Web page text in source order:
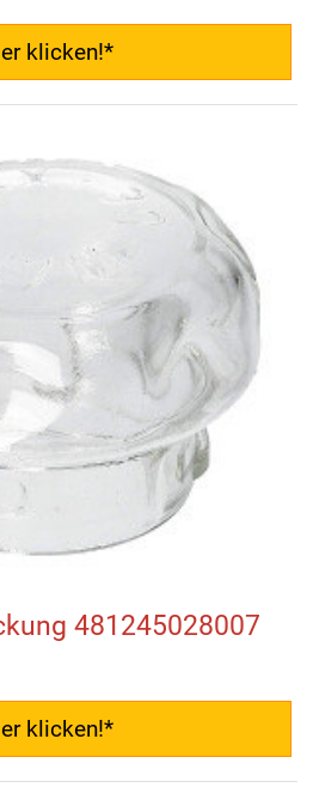
klicken!*
481245028007
klicken!*